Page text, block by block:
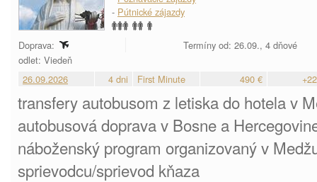
- Pútnické zájazdy
Doprava:
Termíny od: 26.09., 4 dňové
odlet: Viedeň
26.09.2026
4 dni First Minute 490 €
transfery autobusom z letiska do hotela v
autobusová doprava v Bosne a
náboženský program organizovaný v
sprievodcu/sprievod kňaza